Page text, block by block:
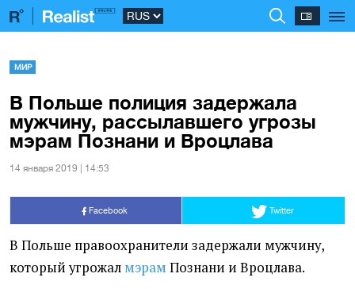
МИР
В Польше полиция задержала
мужчину, рассылавшего угрозы
мэрам Познани и Вроцлава
14 января 2019 | 14:53
Facebook Twitter
В Польше правоохранители задержали мужчину,
который угрожал мэрамПознани и Вроцлава.